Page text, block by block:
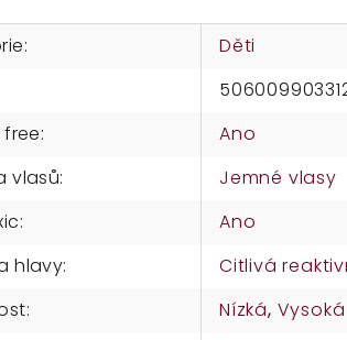
:
Děti
:
Ano
vlasů:
Jemné vlasy
:
Ano
hlavy:
Citlivá
: Nízká, Vysoká